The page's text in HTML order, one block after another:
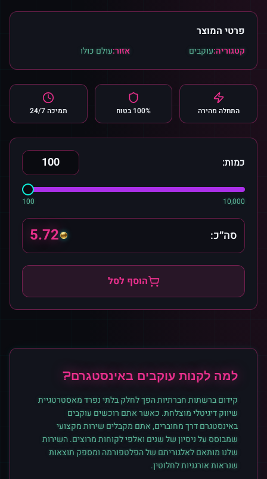
פרטי המוצר
קטגוריה:עוקבים אזור:עולם כולו
התחלה מהירה 100% בטוח תמיכה 24/7
כמות:
100 10,000
סה״כ: 5.72
הוסף לסל
למה לקנות עוקבים באינסטגרם?
קידום ברשתות חברתיות הפך לחלק בלתי נפרד מאסטרטגיית
שיווק דיגיטלי מוצלחת. כאשר אתם רוכשים עוקבים
באינסטגרםדרך מחוברים, אתם מקבלים שירות מקצועי
שמבוסס על ניסיון של שנים ואלפי לקוחות מרוצים. השירות
שלנו מותאם לאלגוריתם של הפלטפורמה ומספק תוצאות
שנראות אורגניות לחלוטין.